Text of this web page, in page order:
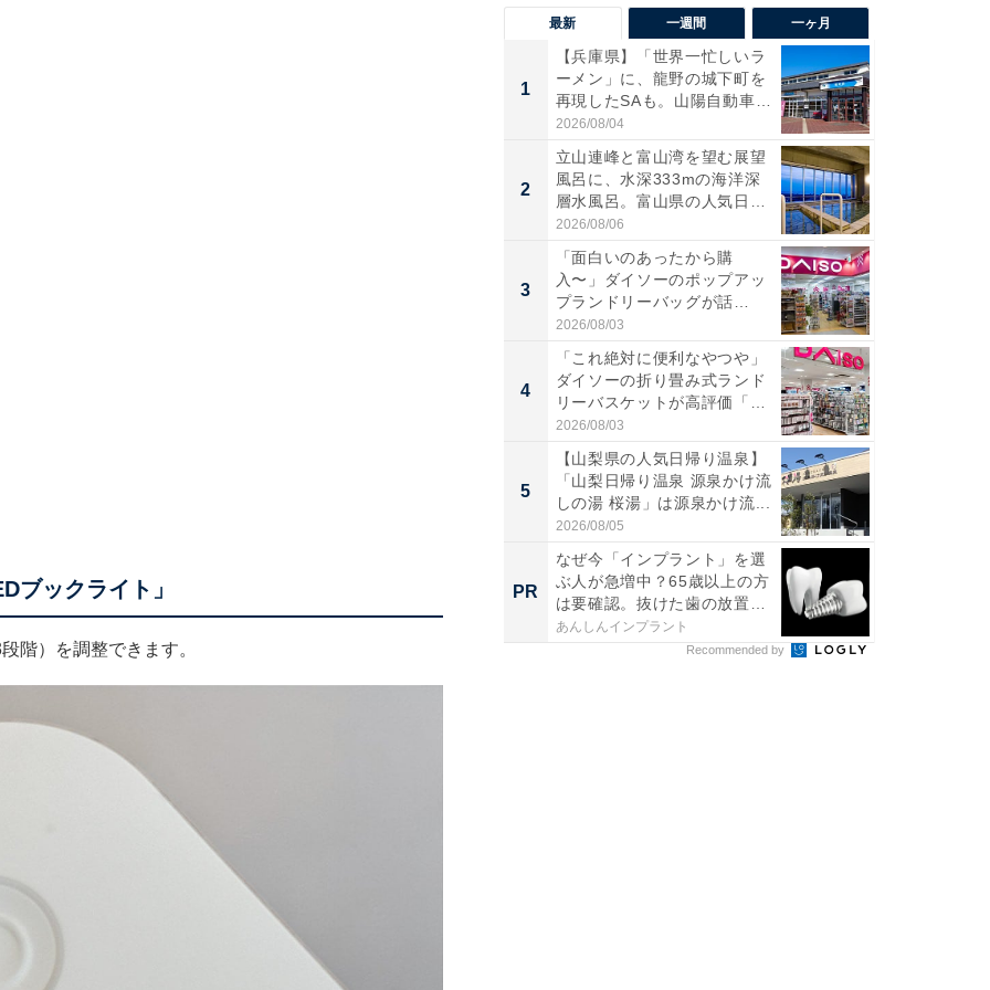
ブックライト」
階）を調整できます。
最新 一週間 一ヶ月
1
【兵庫県】「世界一忙しいラ
ーメン」に、龍野の城下町を
再現したSAも。山陽自動車
道...
2026/08/04
2
立山連峰と富山湾を望む展望
風呂に、水深333mの海洋深
層水風呂。富山県の人気日
帰...
2026/08/06
3
「面白いのあったから購
入〜」ダイソーのポップアッ
プランドリーバッグが話
題。“さま...
2026/08/03
4
「これ絶対に便利なやつや」
ダイソーの折り畳み式ランド
リーバスケットが高評価「使
わ...
2026/08/03
5
【山梨県の人気日帰り温泉】
「山梨日帰り温泉 源泉かけ流
しの湯 桜湯」は源泉かけ流...
2026/08/05
PR
なぜ今「インプラント」を選
ぶ人が急増中？65歳以上の方
は要確認。抜けた歯の放置
は...
あんしんインプラント
Recommended by